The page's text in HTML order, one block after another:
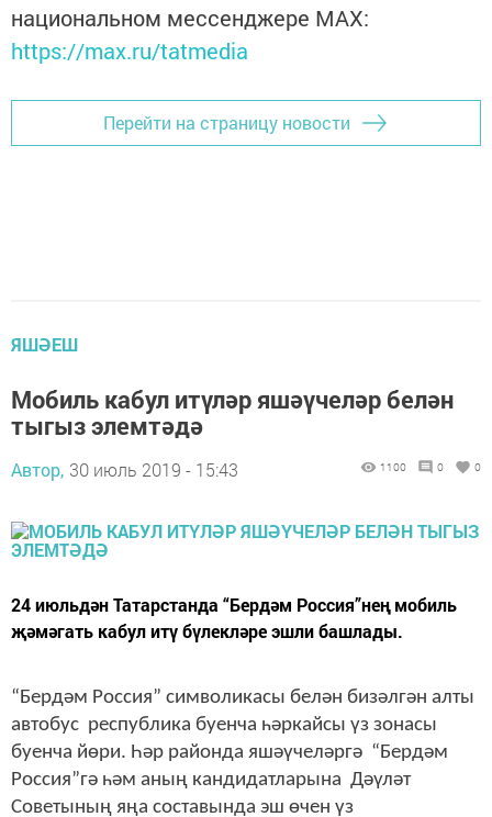
национальном мессенджере MАХ:
https://max.ru/tatmedia
Перейти на страницу новости
ЯШӘЕШ
Мобиль кабул итүләр яшәүчеләр белән
тыгыз элемтәдә
Автор, 30 июль 2019 - 15:43 1100 0 0
24 июльдән Татарстанда “Бердәм Россия”нең мобиль
җәмәгать кабул итү бүлекләре эшли башлады.
“Бердәм Россия” символикасы белән бизәлгән алты
автобус республика буенча һәркайсы үз зонасы
буенча йөри. Һәр районда яшәүчеләргә “Бердәм
Россия”гә һәм аның кандидатларына Дәүләт
Советының яңа составында эш өчен үз